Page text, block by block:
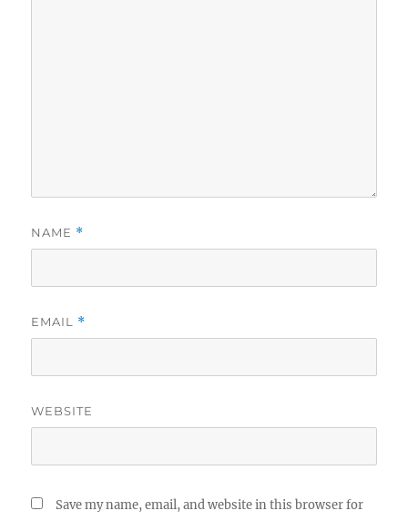
NAME *
EMAIL *
WEBSITE
Save my name, email, and website in this browser for